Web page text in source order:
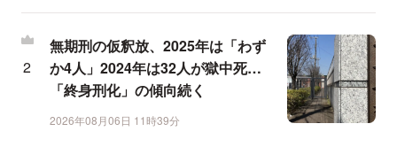
無期刑の仮釈放、2025年は「わず
か4人」2024年は32人が獄中死…
「終身刑化」の傾向続く
2026年08月06日 11時39分